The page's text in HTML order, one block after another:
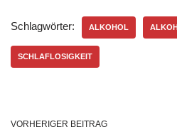
Schlagwörter: ALKOHOL
SCHLAFLOSIGKEIT
VORHERIGER BEITRAG